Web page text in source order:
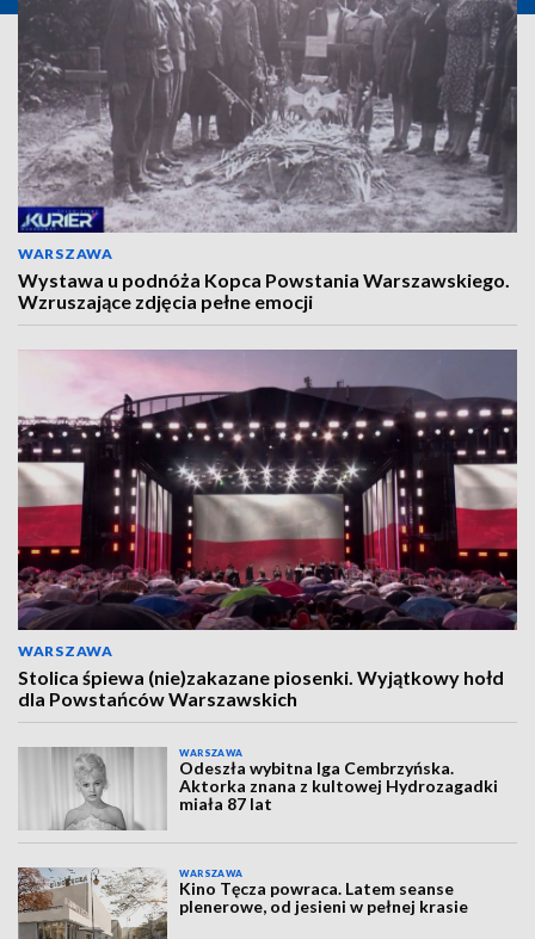
WARSZAWA
Wystawa u podnóża Kopca Powstania Warszawskiego.
Wzruszające zdjęcia pełne emocji
WARSZAWA
Stolica śpiewa (nie)zakazane piosenki. Wyjątkowy hołd
dla Powstańców Warszawskich
WARSZAWA
Odeszła wybitna Iga Cembrzyńska.
Aktorka znana z kultowej Hydrozagadki
miała 87 lat
WARSZAWA
Kino Tęcza powraca. Latem seanse
plenerowe, od jesieni w pełnej krasie